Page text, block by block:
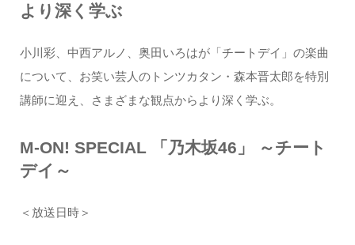
より深く学ぶ
小川彩、中西アルノ、奥田いろはが「チートデイ」の楽曲
について、お笑い芸人のトンツカタン・森本晋太郎を特別
講師に迎え、さまざまな観点からより深く学ぶ。
M-ON! SPECIAL 「乃木坂46」 ～チート
デイ～
＜放送日時＞